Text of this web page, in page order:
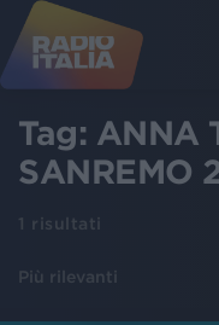
Tag: ANNA
SANREMO
1 risultati
Più rilevanti